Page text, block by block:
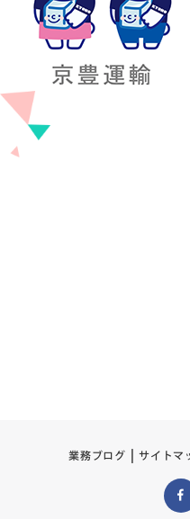
業務ブログ サイトマ